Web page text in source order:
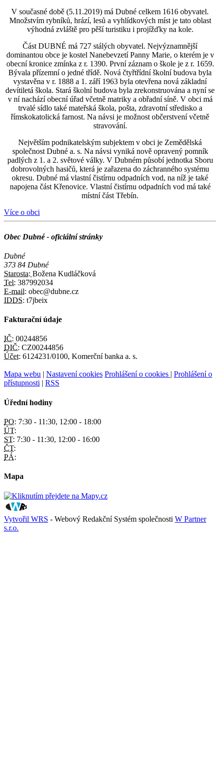
V současné době (5.11.2019) má Dubné celkem 1616 obyvatel.
Množstvím rybníků, hrází, lesů a vyhlídkových míst je tato oblast
výhodná zvláště pro pěší turistiku i projížďky na kole.
Část DUBNÉ má 727 stálých obyvatel. Nejvýznamnější
dominantou obce je kostel Nanebevzetí Panny Marie, o kterém je v
obecní kronice zmínka z r. 1390. První záznam o škole je z r. 1659.
Bývala přízemní o jedné třídě. Nová čtyřtřídní školní budova byla
vystavěna v r. 1888 a 1. září 1963 byla otevřena nová základní
devítiletá škola. Stará školní budova byla zrekonstruována a nyní se
v ní nachází obecní úřad včetně matriky a obřadní síně. V obci má
trvalé sídlo také mateřská škola, pošta, zdravotní středisko a
římskokatolická farnost. Na návsi je možnost občerstvení včetně
stravování.
Největším podnikatelským subjektem v obci je Zemědělská
společnost Dubné a. s. Na návsi vyniká nově opravený pomník
padlých z 1. a 2. světové války. V Dubném působí jednotka Sboru
dobrovolných hasičů, která je zařazena do záchranného systému
okresu. Dubné má vlastní čistírnu odpadních vod, na níž je také
napojena část Křenovice. Vlastní čistírnu odpadních vod má také
místní část Třebín.
Více o obci
Obec Dubné - oficiální stránky
Dubné
373 84 Dubné
Starosta: Božena Kudláčková
Tel: 387992034
E-mail: obec@dubne.cz
IDDS: t7jbeix
Fakturační údaje
IČ: 00244856
DIČ: CZ00244856
Účet: 6124231/0100, Komerční banka a. s.
Mapa webu Nastavení cookies Prohlášení o cookies
Prohlášení o
přístupnosti
RSS
Úřední hodiny
PO: 7:30 - 11:30, 12:00 - 18:00
ÚT:
ST: 7:30 - 11:30, 12:00 - 16:00
ČT:
PÁ:
Mapa
Vytvořil WRS - Webový Redakční Systém společnosti W Partner
s.r.o.